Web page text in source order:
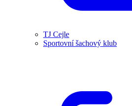
TJ Cejle
Sportovní šachový klub